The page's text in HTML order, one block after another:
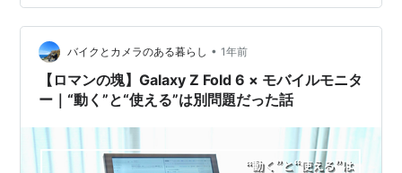
EDCセットアップ（Majextand M × MOBOキーボード2
× Magic Trackpad） Galaxy Z Fold6との役割分担 ポイ
ント：・mini＝「書く／整える」の…
バイクとカメラのある暮らし • 1年前
【ロマンの塊】Galaxy Z Fold 6 × モバイルモニタ
ー｜“動く”と“使える”は別問題だった話